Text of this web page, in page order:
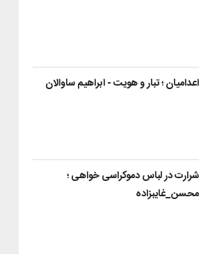
اعدامیان ؛ تبار و هویت - ابراهیم ساوالان
شرارت در لباس دموکراسی‌ خواهی ؛
محسن_غایبزاده